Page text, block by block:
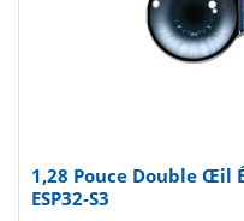
1,28 Pouce Double Œil
ESP32-S3